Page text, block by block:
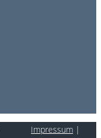
Impressum |